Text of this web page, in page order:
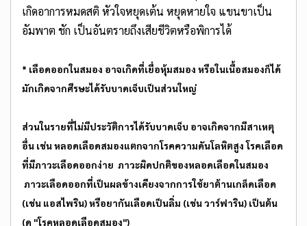
เกิดอาการหมดสติ หัวใจหยุดเต้น หยุดหายใจ แขนขาเป็น
อัมพาต ชัก เป็นอันตรายถึงเสียชีวิตหรือพิการได้
* เลือดออกในสมอง อาจเกิดที่เยื่อหุ้มสมอง หรือในเนื้อสมองก็ได้
มักเกิดจากศีรษะได้รับบาดเจ็บเป็นส่วนใหญ่
ส่วนในรายที่ไม่มีประวัติการได้รับบาดเจ็บ อาจเกิดจากมีสาเหตุ
อื่น เช่น หลอดเลือดสมองแตกจากโรคความดันโลหิตสูง โรคเลือด
ที่มีภาวะเลือดออกง่าย ภาวะผิดปกติของหลอดเลือดในสมอง
ภาวะเลือดออกที่เป็นผลข้างเคียงจากการใช้ยาต้านเกล็ดเลือด
(เช่น แอสไพริน) หรือยากันเลือดเป็นลิ่ม (เช่น วาร์ฟาริน) เป็นต้น
(ดู "โรคหลอดเลือดสมอง")